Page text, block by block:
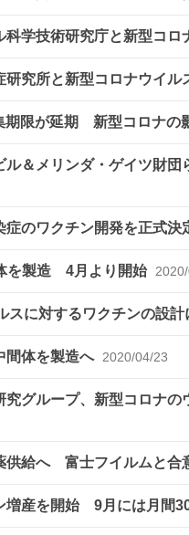
科学技術研究庁と新型コ
研究所と新型コロナウイ
期限が延期 新型コロナの
ル＆メリンダ・ゲイツ財
症のワクチン開発を正式決
を製造 4月より開始
スに対するワクチンの設
間体を製造へ 2020/04/23
究グループ、新型コロナ
供給へ 富士フイルムと合
増産を開始 9月には月間